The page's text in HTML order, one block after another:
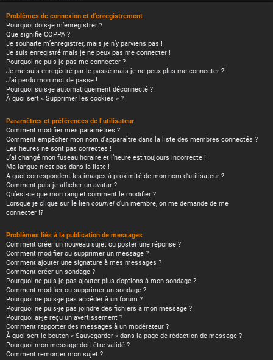
Problèmes de connexion et d’enregistrement
Pourquoi dois-je m’enregistrer ?
Que signifie COPPA ?
Je souhaite m’enregistrer, mais je n’y parviens pas !
Je suis enregistré mais je ne peux pas me connecter !
Pourquoi ne puis-je pas me connecter ?
Je me suis enregistré par le passé mais je ne peux plus me connecter ?!
J’ai perdu mon mot de passe !
Pourquoi suis-je automatiquement déconnecté ?
À quoi sert « Supprimer les cookies » ?
Paramètres et préférences de l’utilisateur
Comment modifier mes paramètres ?
Comment empêcher mon nom d’apparaître dans la liste des membres connectés ?
Les heures ne sont pas correctes !
J’ai changé mon fuseau horaire et l’heure est toujours incorrecte !
Ma langue n’est pas dans la liste !
A quoi correspondent les images à proximité de mon nom d’utilisateur ?
Comment puis-je afficher un avatar ?
Qu’est-ce que mon rang et comment le modifier ?
Lorsque je clique sur le lien courriel d’un membre, on me demande de me
connecter !?
Problèmes liés à la publication de messages
Comment créer un nouveau sujet ou poster une réponse ?
Comment modifier ou supprimer un message ?
Comment ajouter une signature à mes messages ?
Comment créer un sondage ?
Pourquoi ne puis-je pas ajouter plus d’options à mon sondage ?
Comment modifier ou supprimer un sondage ?
Pourquoi ne puis-je pas accéder à un forum ?
Pourquoi ne puis-je pas joindre des fichiers à mon message ?
Pourquoi ai-je reçu un avertissement ?
Comment rapporter des messages à un modérateur ?
À quoi sert le bouton « Sauvegarder » dans la page de rédaction de message ?
Pourquoi mon message doit être validé ?
Comment remonter mon sujet ?